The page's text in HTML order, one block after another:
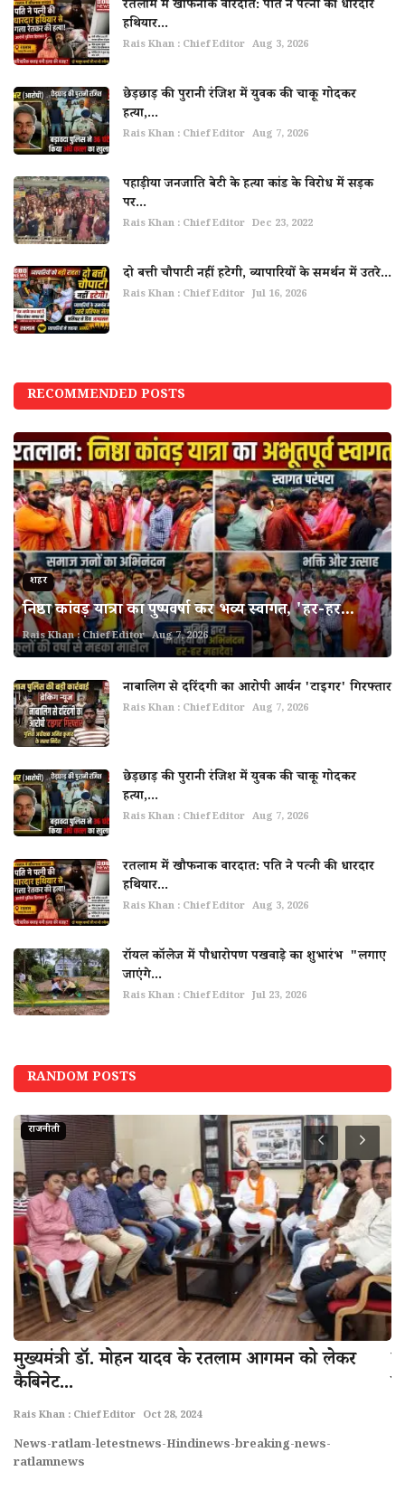
रतलाम में खौफनाक वारदात: पति ने पत्नी की धारदार
हथियार...
Rais Khan : Chief Editor Aug 3, 2026
छेड़छाड़ की पुरानी रंजिश में युवक की चाकू गोदकर
हत्या,...
Rais Khan : Chief Editor Aug 7, 2026
पहाड़ीया जनजाति बेटी के हत्या कांड के विरोध में सड़क
पर...
Rais Khan : Chief Editor Dec 23, 2022
दो बत्ती चौपाटी नहीं हटेगी, व्यापारियों के समर्थन में उतरे...
Rais Khan : Chief Editor Jul 16, 2026
RECOMMENDED POSTS
शहर
निष्ठा कांवड़ यात्रा का पुष्पवर्षा कर भव्य स्वागत, 'हर-हर...
Rais Khan : Chief Editor Aug 7, 2026
नाबालिग से दरिंदगी का आरोपी आर्यन 'टाइगर' गिरफ्तार
Rais Khan : Chief Editor Aug 7, 2026
छेड़छाड़ की पुरानी रंजिश में युवक की चाकू गोदकर
हत्या,...
Rais Khan : Chief Editor Aug 7, 2026
रतलाम में खौफनाक वारदात: पति ने पत्नी की धारदार
हथियार...
Rais Khan : Chief Editor Aug 3, 2026
रॉयल कॉलेज में पौधारोपण पखवाड़े का शुभारंभ "लगाए
जाएंगे...
Rais Khan : Chief Editor Jul 23, 2026
RANDOM POSTS
राजनीती
मुख्यमंत्री डॉ. मोहन यादव के रतलाम आगमन को लेकर
कैबिनेट...
Rais Khan : Chief Editor Oct 28, 2024
News-ratlam-letestnews-Hindinews-breaking-news-
ratlamnews